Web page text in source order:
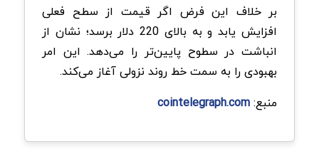
بر خلاف این فرض اگر قیمت از سطح فعلی
افزایش یابد و به بالای 220 دلار برسد؛ نشان از
انباشت در سطوح پایین‌تر را می‌دهد. این امر
بهبودی را به سمت خط روند نزولی آغاز می‌کند.
منبع:cointelegraph.com